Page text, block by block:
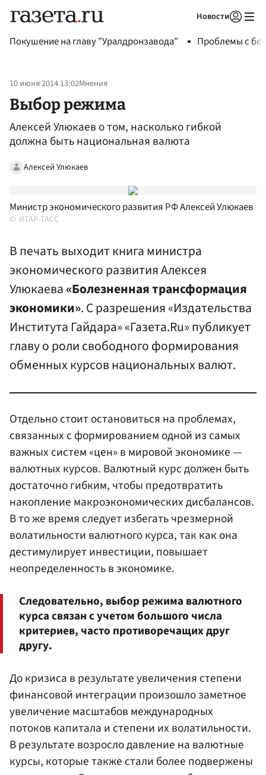
Новости
Покушение на главу "Уралдронзавода" Проблемы с
10 июня 2014 13:02Мнения
Выбор режима
Алексей Улюкаев о том, насколько гибкой
должна быть национальная валюта
Алексей Улюкаев
Министр экономического развития РФ Алексей Улюкаев
ИТАР-ТАСС
В печать выходит книга министра
экономического развития Алексея
Улюкаева«Болезненная трансформация
экономики». С разрешения «Издательства
Института Гайдара» «Газета.Ru» публикует
главу о роли свободного формирования
обменных курсов национальных валют.
Отдельно стоит остановиться на проблемах,
связанных с формированием одной из самых
важных систем «цен» в мировой экономике —
валютных курсов. Валютный курс должен быть
достаточно гибким, чтобы предотвратить
накопление макроэкономических дисбалансов.
В то же время следует избегать чрезмерной
волатильности валютного курса, так как она
дестимулирует инвестиции, повышает
неопределенность в экономике.
Следовательно, выбор режима валютного
курса связан с учетом большого числа
критериев, часто противоречащих друг
другу.
До кризиса в результате увеличения степени
финансовой интеграции произошло заметное
увеличение масштабов международных
потоков капитала и степени их волатильности.
В результате возросло давление на валютные
курсы, которые также стали более подвержены